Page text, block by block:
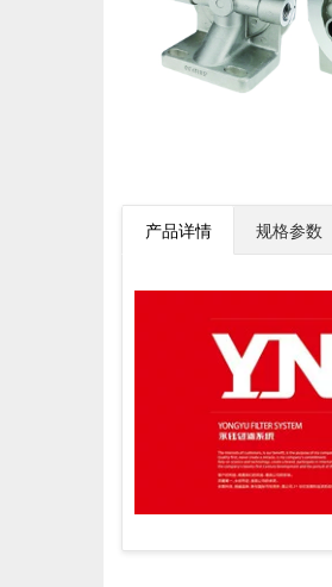
产品详情 规格参数